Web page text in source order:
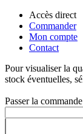
Accès direct
Commander
Mon compte
Contact
Pour visualiser la
stock éventuelles,
Passer la commande